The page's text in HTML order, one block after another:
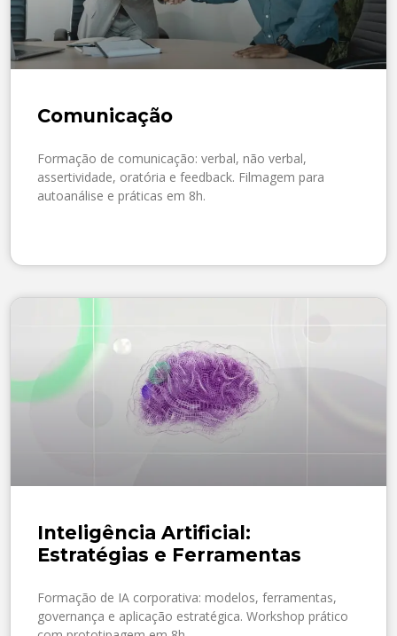
Comunicação
Formação de comunicação: verbal, não verbal,
assertividade, oratória e feedback. Filmagem para
autoanálise e práticas em 8h.
Inteligência Artificial:
Estratégias e Ferramentas
Formação de IA corporativa: modelos, ferramentas,
governança e aplicação estratégica. Workshop prático